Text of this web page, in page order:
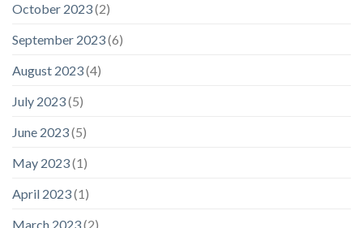
October 2023(2)
September 2023(6)
August 2023(4)
July 2023(5)
June 2023(5)
May 2023(1)
April 2023(1)
March 2023(2)